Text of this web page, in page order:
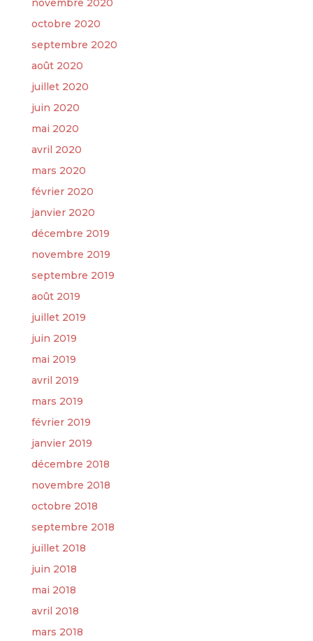
novembre 2020
octobre 2020
septembre 2020
août 2020
juillet 2020
juin 2020
mai 2020
avril 2020
mars 2020
février 2020
janvier 2020
décembre 2019
novembre 2019
septembre 2019
août 2019
juillet 2019
juin 2019
mai 2019
avril 2019
mars 2019
février 2019
janvier 2019
décembre 2018
novembre 2018
octobre 2018
septembre 2018
juillet 2018
juin 2018
mai 2018
avril 2018
mars 2018